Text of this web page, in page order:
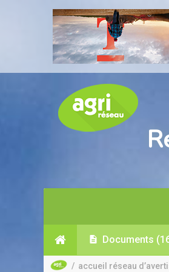
Documents
/ accueil réseau